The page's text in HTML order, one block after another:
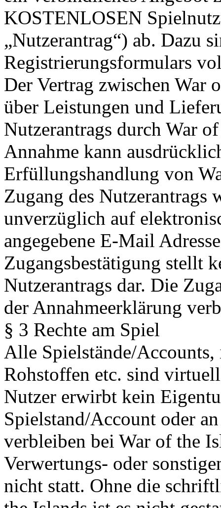
KOSTENLOSEN
„Nutzerantrag“) ab. Dazu
Registrierungsformulars
Der Vertrag zwischen War
über Leistungen und
Nutzerantrags durch War
Annahme kann
Erfüllungshandlung von
Zugang des Nutzerantrags
unverzüglich auf
angegebene E-Mail
Zugangsbestätigung stellt
Nutzerantrags dar. Die
der Annahmeerklärung
§ 3 Rechte am Spiel
Alle Spielstände/
Rohstoffen etc. sind
Nutzer erwirbt kein
Spielstand/Account oder
verbleiben bei War of the
Verwertungs- oder
nicht statt. Ohne die